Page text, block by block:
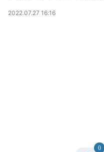
2022.07.27 16:16
0